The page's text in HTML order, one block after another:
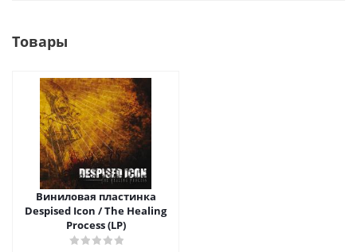
Товары
Виниловая пластинка
Despised Icon / The Healing
Process (LP)